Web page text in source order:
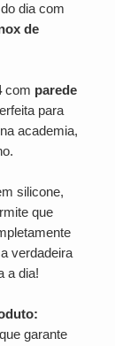
dia com
de
com parede
para
academia,
silicone,
que
verdadeira
a dia!
garante